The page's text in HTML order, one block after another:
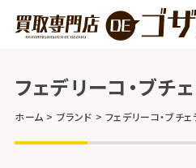
フェデリーコ・ブチ
ホーム ブランド フェデリーコ・ブチェ